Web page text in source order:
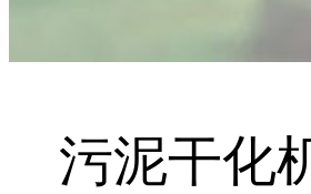
污泥干化